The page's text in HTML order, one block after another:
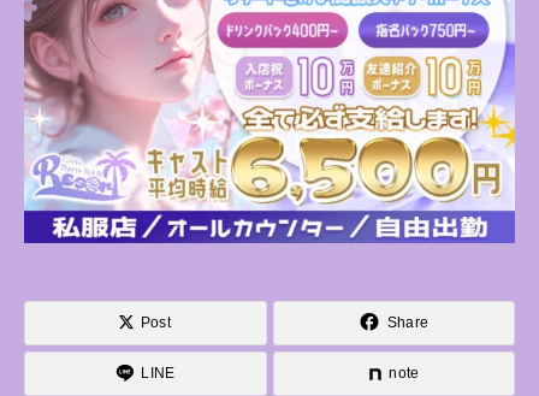
Post Share
LINE note